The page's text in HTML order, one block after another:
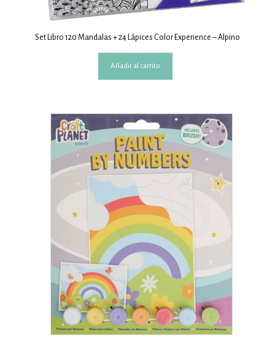
Set Libro 120 Mandalas + 24 Lápices Color Experience – Alpino
Añadir al carrito